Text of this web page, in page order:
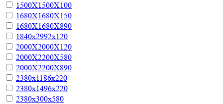
1500Х1500Х100
1680Х1680Х150
1680Х1680Х890
1840х2992х120
2000Х2000Х120
2000Х2200Х580
2000Х2200Х890
2380х1186х220
2380х1496х220
2380х300х580